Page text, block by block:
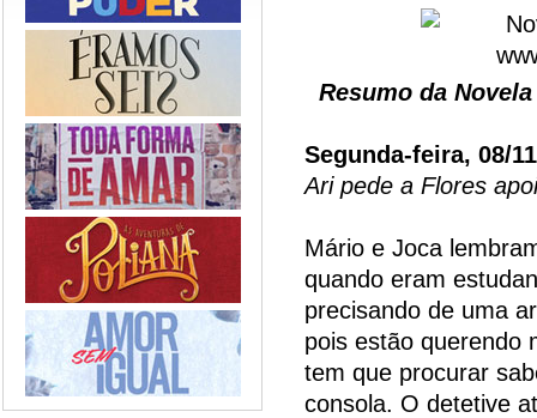
Resumo da
Segunda-feira, 08/
Ari pede a Flores
Mário e Joca
quando eram
precisando de uma
pois estão querendo
tem que procurar
consola. O detetive